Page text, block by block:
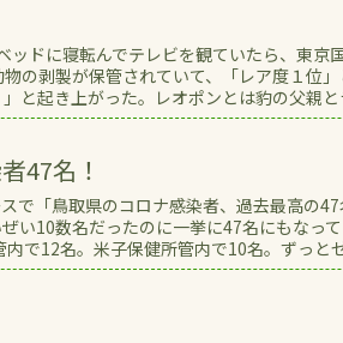
ッドに寝転んでテレビを観ていたら、東
の剥製が保管されていて、「レア度１位
と起き上がった。レオポンとは豹の父親
47名！
で「鳥取県のコロナ感染者、過去最高の
い10数名だったのに一挙に47名にもなっ
で12名。米子保健所管内で10名。ずっと